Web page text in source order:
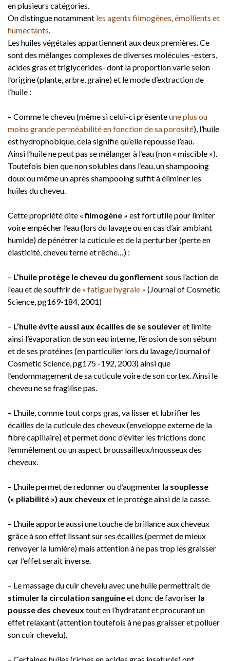
en plusieurs catégories.
On distingue notamment les agents filmogènes, émollients et
humectants.
Les huiles végétales appartiennent aux deux premières. Ce
sont des mélanges complexes de diverses molécules -esters,
acides gras et triglycérides- dont la proportion varie selon
l’origine (plante, arbre, graine) et le mode d’extraction de
l’huile :
– Comme le cheveu (même si celui-ci présenteune plus ou
moins grande perméabilité en fonction de sa porosité), l’huile
est hydrophobique, cela signifie qu’elle repousse l’eau.
Ainsi l’huile ne peut pas se mélanger à l’eau (non « miscible »).
Toutefois bien que non solubles dans l’eau, un shampooing
doux ou même un après shampooing suffit à éliminer les
huiles du cheveu.
Cette propriété dite «filmogène » est fort utile pour limiter
voire empêcher l’eau (lors du lavage ou en cas d’air ambiant
humide) de pénétrer la cuticule et de la perturber (perte en
élasticité, cheveu terne et rêche…) :
– L’huile protège le cheveu du gonflement sous l’action de
l’eau et de souffrir de « fatigue hygrale » (Journal of Cosmetic
Science, pg169-184, 2001)
– L’huile évite aussi aux écailles de se souleveret limite
ainsi l’évaporation de son eau interne, l’érosion de son sébum
et de ses protéines (en particulier lors du lavage/Journal of
Cosmetic Science, pg175 -192, 2003) ainsi que
l’endommagement de sa cuticule voire de son cortex. Ainsi le
cheveu ne se fragilise pas.
– L’huile, comme tout corps gras, va lisser et lubrifier les
écailles de la cuticule des cheveux (enveloppe externe de la
fibre capillaire) et permet donc d’éviter les frictions donc
l’emmêlement ou un aspect broussailleux/mousseux des
cheveux.
– L’huile permet de redonner ou d’augmenter la souplesse
(« pliabilité ») aux cheveux et le protège ainsi de la casse.
– L’huile apporte aussi une touche de brillance aux cheveux
grâce à son effet lissant sur ses écailles (permet de mieux
renvoyer la lumière) mais attention à ne pas trop les graisser
car l’effet serait inverse.
– Le massage du cuir chevelu avec une huile permettrait de
stimuler la circulation sanguineet donc de favoriser la
pousse des cheveux tout en l’hydratant et procurant un
effet relaxant (attention toutefois à ne pas graisser et polluer
son cuir chevelu).